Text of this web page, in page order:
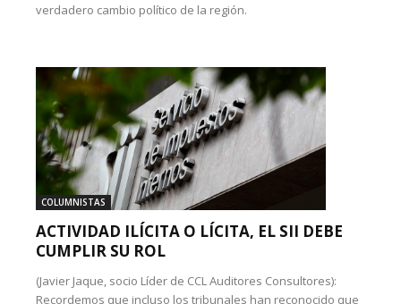
verdadero cambio político de la región.
COLUMNISTAS
ACTIVIDAD ILÍCITA O LÍCITA, EL SII DEBE
CUMPLIR SU ROL
(Javier Jaque, socio Líder de CCL Auditores Consultores):
Recordemos que incluso los tribunales han reconocido que